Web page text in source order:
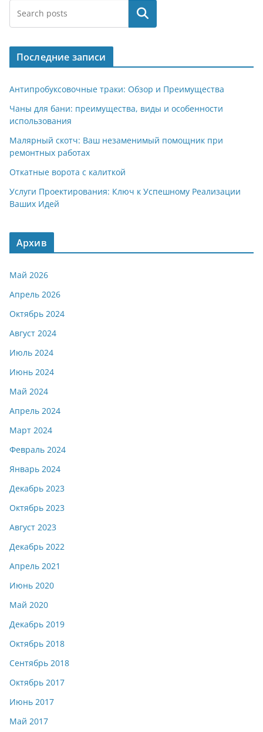
Поиск
Последние записи
Антипробуксовочные траки: Обзор и Преимущества
Чаны для бани: преимущества, виды и особенности
использования
Малярный скотч: Ваш незаменимый помощник при
ремонтных работах
Откатные ворота с калиткой
Услуги Проектирования: Ключ к Успешному Реализации
Ваших Идей
Архив
Май 2026
Апрель 2026
Октябрь 2024
Август 2024
Июль 2024
Июнь 2024
Май 2024
Апрель 2024
Март 2024
Февраль 2024
Январь 2024
Декабрь 2023
Октябрь 2023
Август 2023
Декабрь 2022
Апрель 2021
Июнь 2020
Май 2020
Декабрь 2019
Октябрь 2018
Сентябрь 2018
Октябрь 2017
Июнь 2017
Май 2017